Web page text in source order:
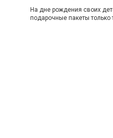
На дне рождения своих
подарочные пакеты только